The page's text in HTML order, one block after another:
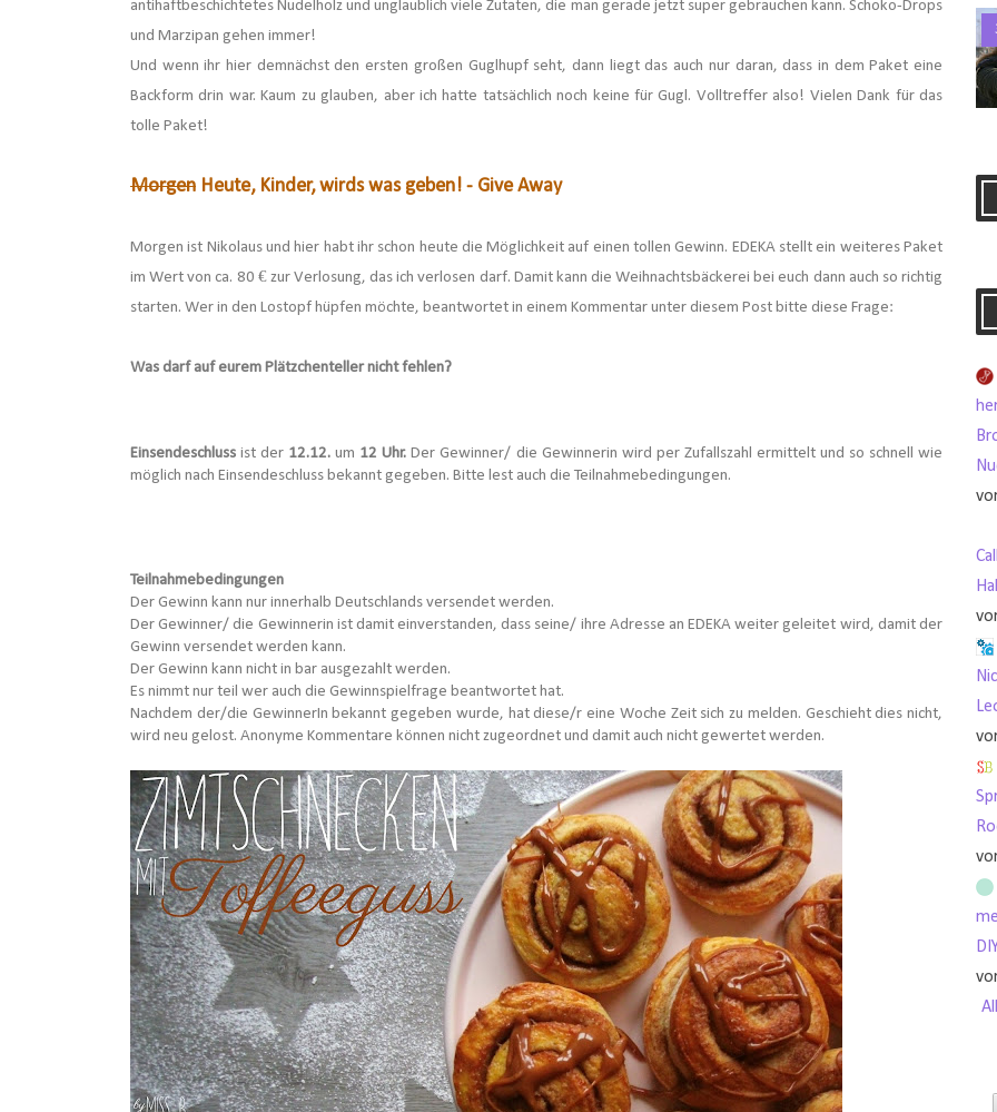
antihaftbeschichtetes Nudelholz und unglaublich viele Zutaten, die man gerade jetzt super gebrauchen kann. Schoko-Drops
und Marzipan gehen immer!
Und wenn ihr hier demnächst den ersten großen Guglhupf seht, dann liegt das auch nur daran, dass in dem Paket eine
Backform drin war. Kaum zu glauben, aber ich hatte tatsächlich noch keine für Gugl. Volltreffer also! Vielen Dank für das
tolle Paket!
Morgen Heute, Kinder, wirds was geben! - Give Away
Morgen ist Nikolaus und hier habt ihr schon heute die Möglichkeit auf einen tollen Gewinn. EDEKA stellt ein weiteres Paket
im Wert von ca. 80 € zur Verlosung, das ich verlosen darf. Damit kann die Weihnachtsbäckerei bei euch dann auch so richtig
starten. Wer in den Lostopf hüpfen möchte, beantwortet in einem Kommentar unter diesem Post bitte diese Frage:
Was darf auf eurem Plätzchenteller nicht fehlen?
Einsendeschlussist der 12.12.um 12 Uhr. Der Gewinner/ die Gewinnerin wird per Zufallszahl ermittelt und so schnell wie
möglich nach Einsendeschluss bekannt gegeben. Bitte lest auch die Teilnahmebedingungen.
Teilnahmebedingungen
Der Gewinn kann nur innerhalb Deutschlands versendet werden.
Der Gewinner/ die Gewinnerin ist damit einverstanden, dass seine/ ihre Adresse an EDEKA weiter geleitet wird, damit der
Gewinn versendet werden kann.
Der Gewinn kann nicht in bar ausgezahlt werden.
Es nimmt nur teil wer auch die Gewinnspielfrage beantwortet hat.
Nachdem der/die GewinnerIn bekannt gegeben wurde, hat diese/r eine Woche Zeit sich zu melden. Geschieht dies nicht,
wird neu gelost. Anonyme Kommentare können nicht zugeordnet und damit auch nicht gewertet werden.